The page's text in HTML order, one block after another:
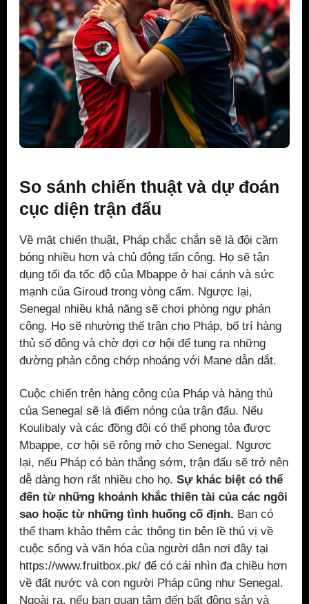
So sánh chiến thuật và dự đoán
cục diện trận đấu
Về mặt chiến thuật, Pháp chắc chắn sẽ là đội cầm
bóng nhiều hơn và chủ động tấn công. Họ sẽ tận
dụng tối đa tốc độ của Mbappe ở hai cánh và sức
mạnh của Giroud trong vòng cấm. Ngược lại,
Senegal nhiều khả năng sẽ chơi phòng ngự phản
công. Họ sẽ nhường thế trận cho Pháp, bố trí hàng
thủ số đông và chờ đợi cơ hội để tung ra những
đường phản công chớp nhoáng với Mane dẫn dắt.
Cuộc chiến trên hàng công của Pháp và hàng thủ
của Senegal sẽ là điểm nóng của trận đấu. Nếu
Koulibaly và các đồng đội có thể phong tỏa được
Mbappe, cơ hội sẽ rộng mở cho Senegal. Ngược
lại, nếu Pháp có bàn thắng sớm, trận đấu sẽ trở nên
dễ dàng hơn rất nhiều cho họ. Sự khác biệt có thể
đến từ những khoảnh khắc thiên tài của các ngôi
sao hoặc từ những tình huống cố định. Bạn có
thể tham khảo thêm các thông tin bên lề thú vị về
cuộc sống và văn hóa của người dân nơi đây tại
https://www.fruitbox.pk/ để có cái nhìn đa chiều hơn
về đất nước và con người Pháp cũng như Senegal.
Ngoài ra, nếu bạn quan tâm đến bất động sản và